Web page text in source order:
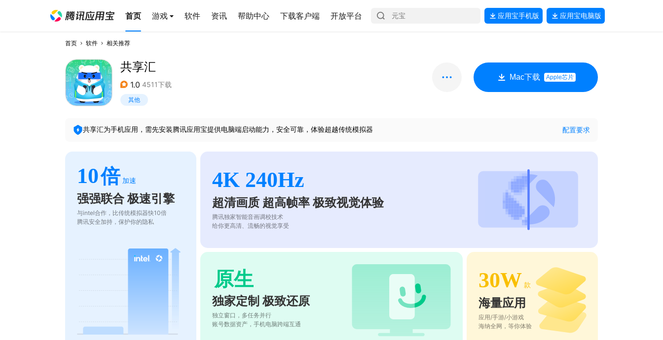
首页 游戏 软件 资讯 帮助中心 下载客户端 开放平台 应用宝手机版 应用宝电脑版
首页 软件 相关推荐
共享汇
1.0 4511下载
其他
Mac下载 Apple芯片
共享汇为手机应用，需先安装腾讯应用宝提供电脑端启动能力，安全可靠，体验超越传统模拟器 配置要求
10倍 加速
强强联合 极速引擎
与intel合作，比传统模拟器快10倍
腾讯安全加持，保护你的隐私
4K 240Hz
超清画质 超高帧率 极致视觉体验
腾讯独家智能音画调校技术
给你更高清、流畅的视觉享受
原生
独家定制 极致还原
独立窗口，多任务并行
账号数据资产，手机电脑跨端互通
30W 款
海量应用
应用/手游/小游戏
海纳全网，等你体验